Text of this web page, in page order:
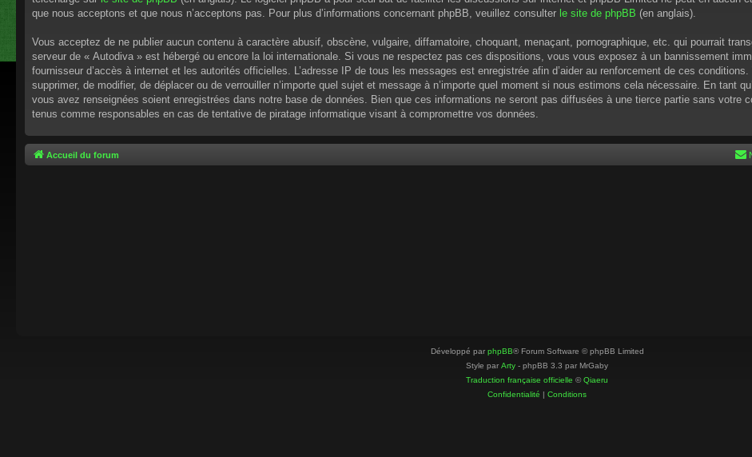
que nous acceptons et que nous n’acceptons pas. Pour plus d’informations concernant phpBB, veuillez consulter le site de phpBB (en anglais).
Vous acceptez de ne publier aucun contenu à caractère abusif, obscène, vulgaire, diffamatoire, choquant, menaçant, pornographique, etc. qui pourrait
serveur de « Autodiva » est hébergé ou encore la loi internationale. Si vous ne respectez pas ces dispositions, vous vous exposez à un bannissement
fournisseur d’accès à internet et les autorités officielles. L’adresse IP de tous les messages est enregistrée afin d’aider au renforcement de ces
supprimer, de modifier, de déplacer ou de verrouiller n’importe quel sujet et message à n’importe quel moment si nous estimons cela nécessaire. En tant
vous avez renseignées soient enregistrées dans notre base de données. Bien que ces informations ne seront pas diffusées à une tierce partie sans votre
tenus comme responsables en cas de tentative de piratage informatique visant à compromettre vos données.
Accueil du forum
Développé par phpBB® Forum Software © phpBB Limited
Style par Arty - phpBB 3.3 par MrGaby
Traduction française officielle ©Qiaeru
Confidentialité | Conditions